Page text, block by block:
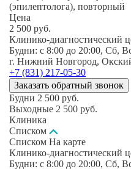
(эпилептолога), повторный
Цена
2 500 руб.
Клинико-
Будни: c 8:00 до 20:00, Сб,
г. Нижний Новгород,
+7 (831) 217-05-30
Заказать обратный звонок
Будни 2 500 руб.
Выходные 2 500 руб.
Клиника
Списком
Списком На карте
Клинико-
Будни: c 8:00 до 20:00, Сб,